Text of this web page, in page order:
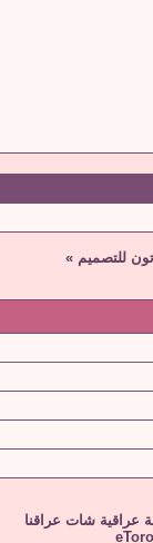
للتصميم »
عراقية شات عراقنا
eToro